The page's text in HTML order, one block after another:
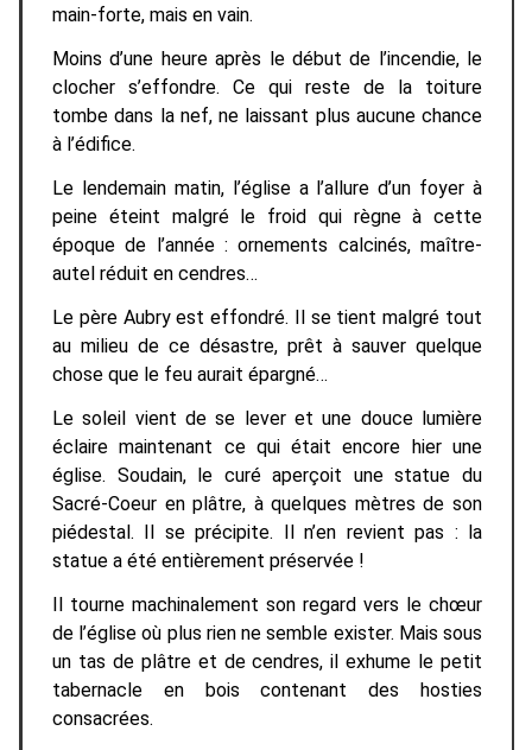
main-forte, mais en vain.
Moins d’une heure après le début de l’incendie, le
clocher s’effondre. Ce qui reste de la toiture
tombe dans la nef, ne laissant plus aucune chance
à l’édifice.
Le lendemain matin, l’église a l’allure d’un foyer à
peine éteint malgré le froid qui règne à cette
époque de l’année : ornements calcinés, maître-
autel réduit en cendres…
Le père Aubry est effondré. Il se tient malgré tout
au milieu de ce désastre, prêt à sauver quelque
chose que le feu aurait épargné…
Le soleil vient de se lever et une douce lumière
éclaire maintenant ce qui était encore hier une
église. Soudain, le curé aperçoit une statue du
Sacré-Coeur en plâtre, à quelques mètres de son
piédestal. Il se précipite. Il n’en revient pas : la
statue a été entièrement préservée !
Il tourne machinalement son regard vers le chœur
de l’église où plus rien ne semble exister. Mais sous
un tas de plâtre et de cendres, il exhume le petit
tabernacle en bois contenant des hosties
consacrées.